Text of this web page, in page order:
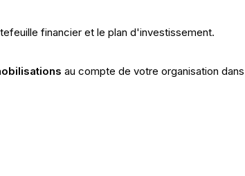
financier et le plan d'investissement.
au compte de votre organisation